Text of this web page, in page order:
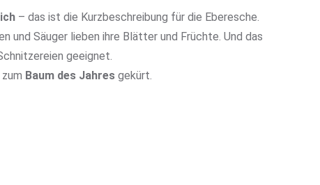
– das ist die Kurzbeschreibung für die Eberesche.
und Säuger lieben ihre Blätter und Früchte. Und das
geeignet.
Baum des Jahres gekürt.